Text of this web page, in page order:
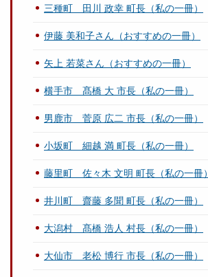
三種町 田川 政幸 町長（私の一冊）
伊藤 美和子さん（おすすめの一冊）
矢上 若菜さん（おすすめの一冊）
横手市 髙橋 大 市長（私の一冊）
男鹿市 菅原 広二 市長（私の一冊）
小坂町 細越 満 町長（私の一冊）
藤里町 佐々木 文明 町長（私の一冊）
井川町 齋藤 多聞 町長（私の一冊）
大潟村 髙橋 浩人 村長（私の一冊）
大仙市 老松 博行 市長（私の一冊）